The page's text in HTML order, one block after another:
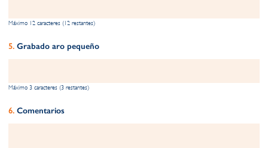
Máximo 12 caracteres (12 restantes)
Grabado aro pequeño
Máximo 3 caracteres (3 restantes)
Comentarios